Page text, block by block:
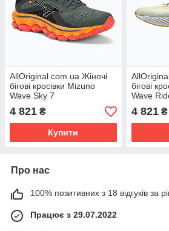
AllOriginal com ua Жіночі
бігові кросівки Mizuno
Wave Sky 7
турбулентність/білий/
морквяний завиток
РОЗМІРИ
4 821 ₴
Купити
бігові
Wave
lime/
РОЗМІРИ
4 821₴
Про нас
100% позитивних з 18 відгуків за
Працює з 29.07.2022